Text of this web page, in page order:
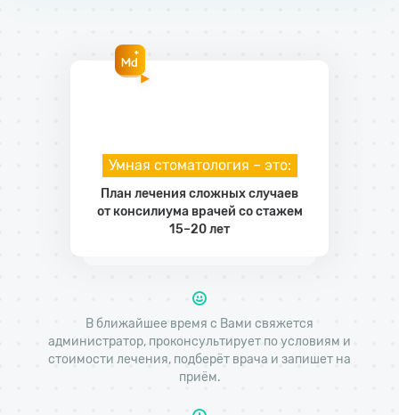
Умная стоматология – это:
План лечения сложных случаев
от консилиума врачей со стажем
15–20 лет
В ближайшее время с Вами свяжется
администратор, проконсультирует по условиям и
стоимости лечения, подберёт врача и запишет на
приём.